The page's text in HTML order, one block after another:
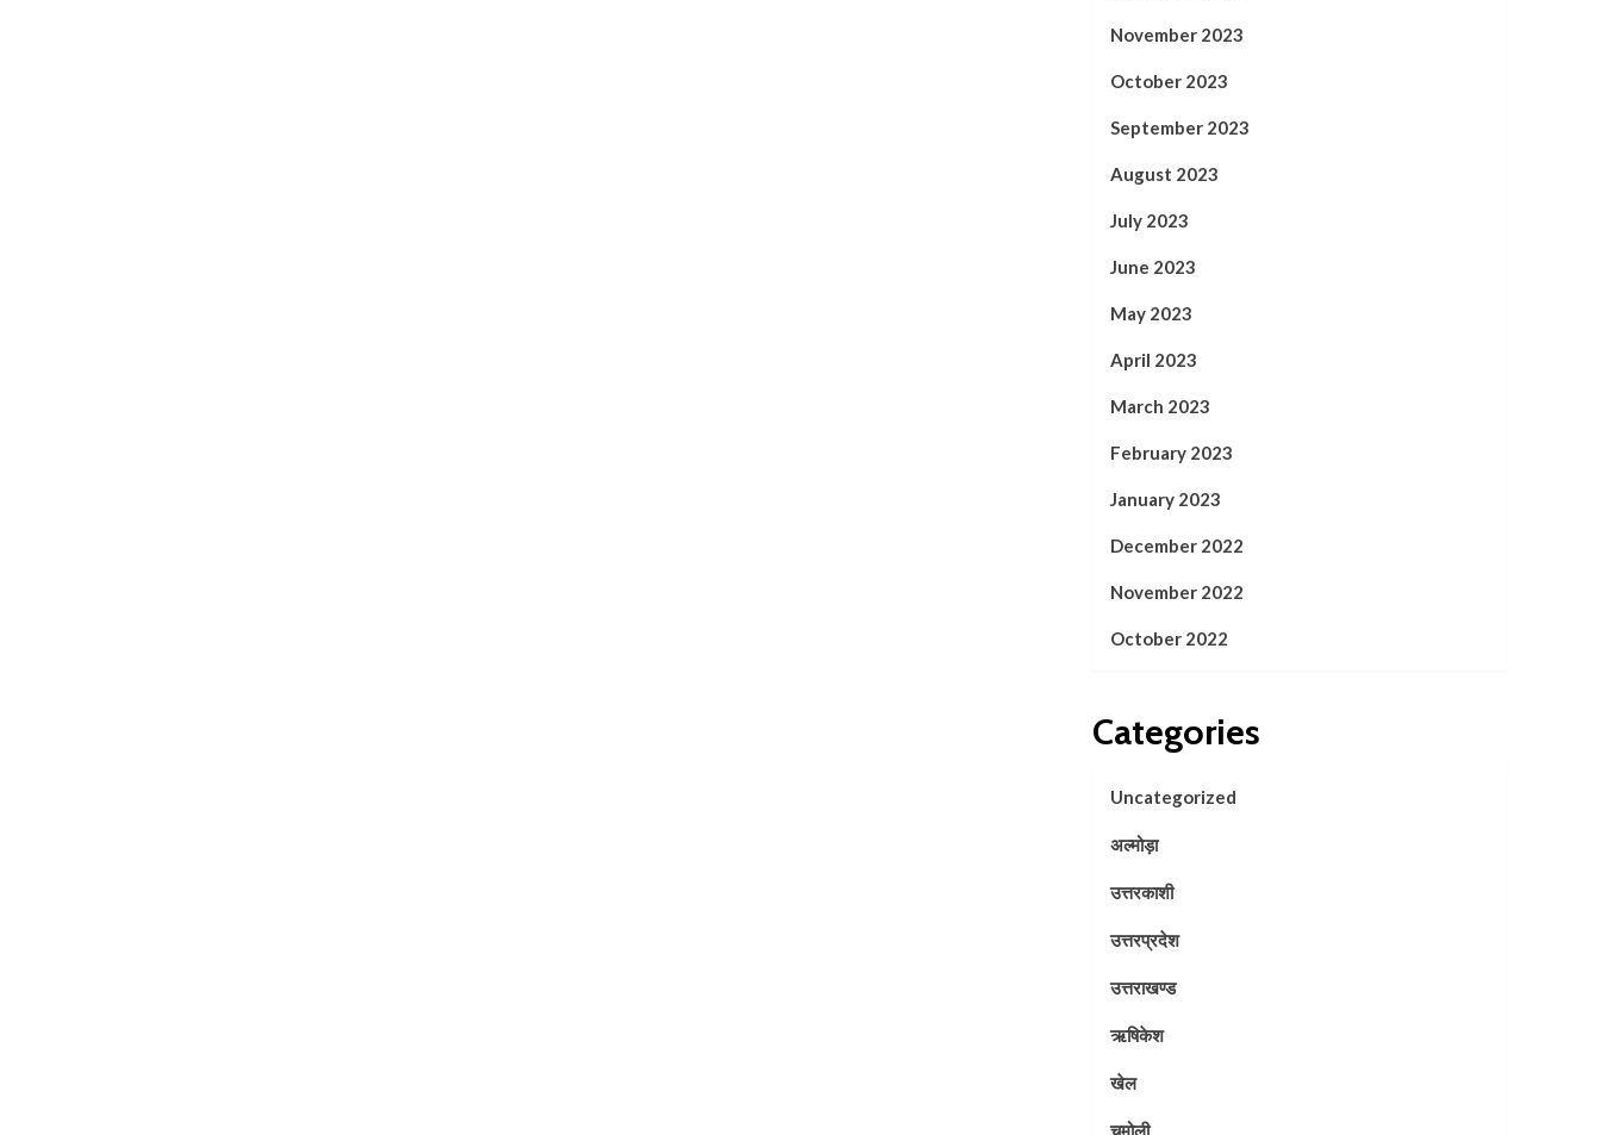
November 2023
October 2023
September 2023
August 2023
July 2023
June 2023
May 2023
April 2023
March 2023
February 2023
January 2023
December 2022
November 2022
October 2022
Categories
Uncategorized
अल्मोड़ा
उत्तरकाशी
उत्तरप्रदेश
उत्तराखण्ड
ऋषिकेश
खेल
चमोली